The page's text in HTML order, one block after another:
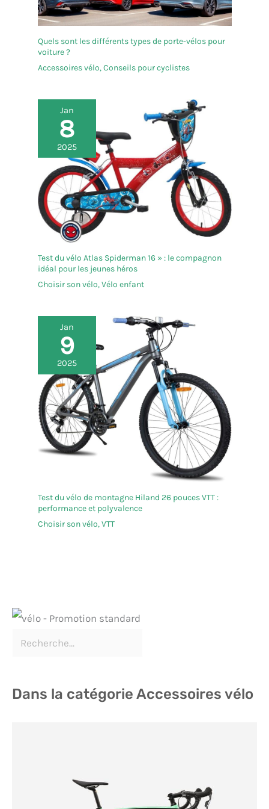
Quels sont les différents types de porte-vélos pour
voiture ?
Accessoires vélo,Conseils pour cyclistes
Jan
8
2025
Test du vélo Atlas Spiderman 16 » : le compagnon
idéal pour les jeunes héros
Choisir son vélo,Vélo enfant
Jan
9
2025
Test du vélo de montagne Hiland 26 pouces VTT :
performance et polyvalence
Choisir son vélo,VTT
Dans la catégorie Accessoires vélo